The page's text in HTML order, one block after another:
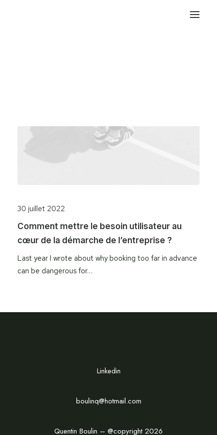
30 juillet 2022
Comment mettre le besoin utilisateur au
cœur de la démarche de l’entreprise ?
Last year I wrote about why booking too far in advance
can be dangerous for…
Linkedin
boulinq@hotmail.com
Quentin Boulin – @copyright 2026